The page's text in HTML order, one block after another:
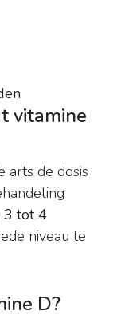
vitamine
arts de dosis
3 tot 4
niveau te
D?